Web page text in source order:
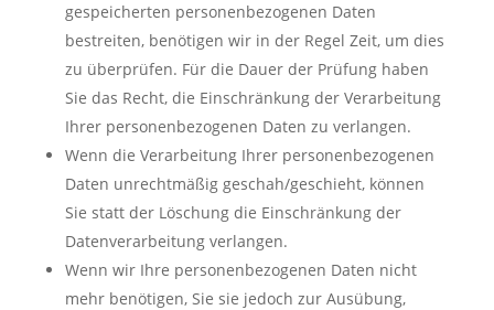
gespeicherten personenbezogenen Daten
bestreiten, benötigen wir in der Regel Zeit, um dies
zu überprüfen. Für die Dauer der Prüfung haben
Sie das Recht, die Einschränkung der Verarbeitung
Ihrer personenbezogenen Daten zu verlangen.
Wenn die Verarbeitung Ihrer personenbezogenen
Daten unrechtmäßig geschah/geschieht, können
Sie statt der Löschung die Einschränkung der
Datenverarbeitung verlangen.
Wenn wir Ihre personenbezogenen Daten nicht
mehr benötigen, Sie sie jedoch zur Ausübung,